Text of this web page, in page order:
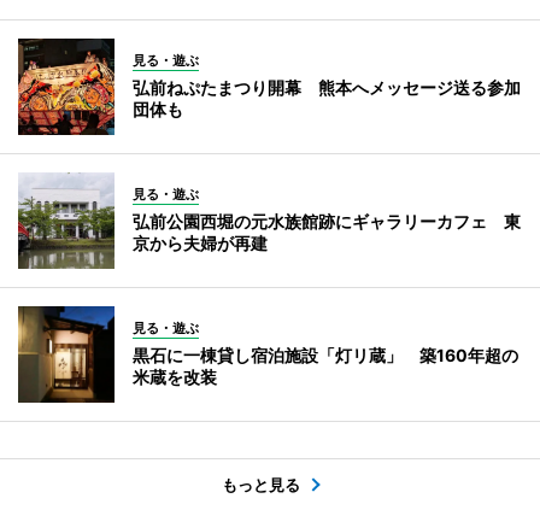
見る・遊ぶ
弘前ねぷたまつり開幕 熊本へメッセージ送る参加
団体も
見る・遊ぶ
弘前公園西堀の元水族館跡にギャラリーカフェ 東
京から夫婦が再建
見る・遊ぶ
黒石に一棟貸し宿泊施設「灯リ蔵」 築160年超の
米蔵を改装
もっと見る